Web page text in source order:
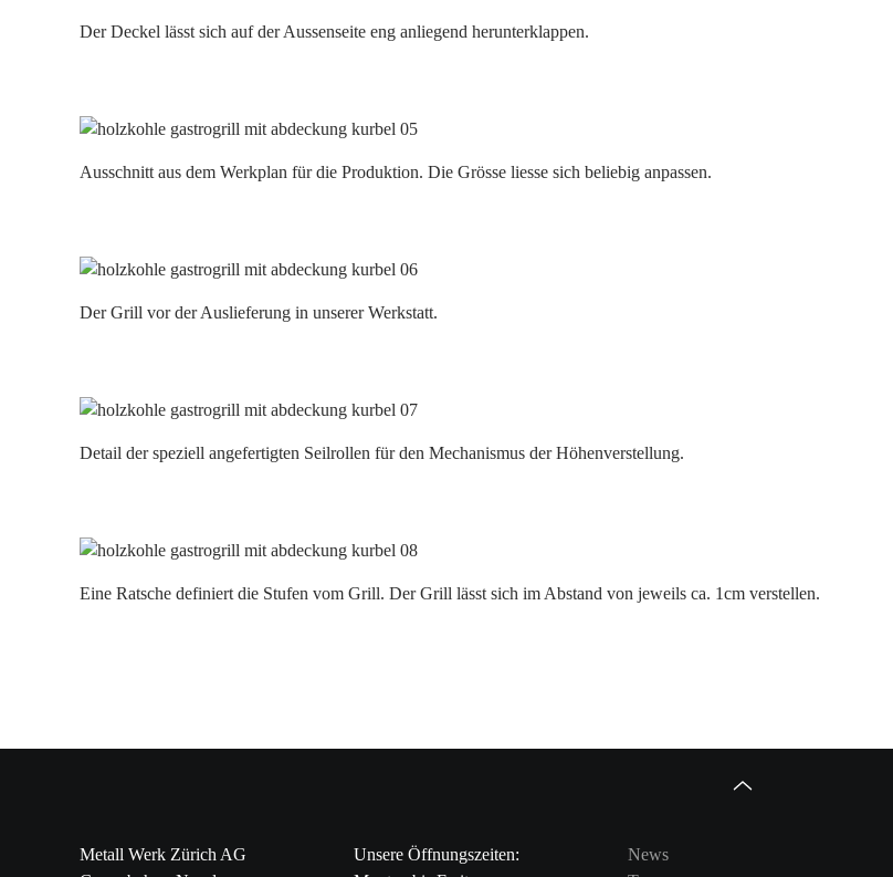
Der Deckel lässt sich auf der Aussenseite eng anliegend herunterklappen.
Ausschnitt aus dem Werkplan für die Produktion. Die Grösse liesse sich beliebig anpassen.
Der Grill vor der Auslieferung in unserer Werkstatt.
Detail der speziell angefertigten Seilrollen für den Mechanismus der Höhenverstellung.
Eine Ratsche definiert die Stufen vom Grill. Der Grill lässt sich im Abstand von jeweils ca. 1cm verstellen.
Metall Werk Zürich AG
Unsere Öffnungszeiten:
News